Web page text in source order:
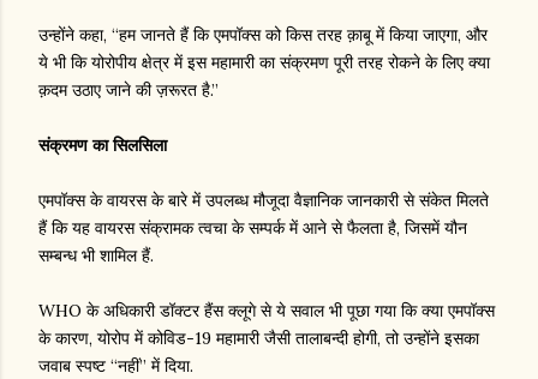
उन्होंने कहा, “हम जानते हैं कि एमपॉक्स को किस तरह क़ाबू में किया जाएगा, और
ये भी कि योरोपीय क्षेत्र में इस महामारी का संक्रमण पूरी तरह रोकने के लिए क्या
क़दम उठाए जाने की ज़रूरत है.”
संक्रमण का सिलसिला
एमपॉक्स के वायरस के बारे में उपलब्ध मौजूदा वैज्ञानिक जानकारी से संकेत मिलते
हैं कि यह वायरस संक्रामक त्वचा के सम्पर्क में आने से फैलता है, जिसमें यौन
सम्बन्ध भी शामिल हैं.
WHO के अधिकारी डॉक्टर हैंस क्लूगे से ये सवाल भी पूछा गया कि क्या एमपॉक्स
के कारण, योरोप में कोविड-19 महामारी जैसी तालाबन्दी होगी, तो उन्होंने इसका
जवाब स्पष्ट “नहीं” में दिया.